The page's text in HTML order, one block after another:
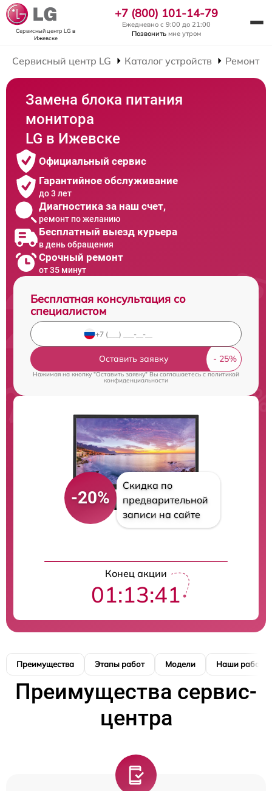
Сервисный центр LG в
Ижевске
+7 (800) 101-14-79
Ежедневно с 9:00 до 21:00
Позвонить мне утром
Сервисный центр LG Каталог устройств Ремонт
Замена блока питания
монитора
LG в Ижевске
Официальный сервис
Гарантийное обслуживание
до 3 лет
Диагностика за наш счет,
ремонт по желанию
Бесплатный выезд курьера
в день обращения
Срочный ремонт
от 35 минут
Бесплатная консультация со
специалистом
Оставить заявку
Нажимая на кнопку "Оставить заявку" Вы соглашаетесь cполитикой
конфиденциальности
-20%
Скидка по
предварительной
записи на сайте
Конец акции
01:13:41
Преимущества Этапы работ Модели Наши работы
Преимущества сервис-
центра